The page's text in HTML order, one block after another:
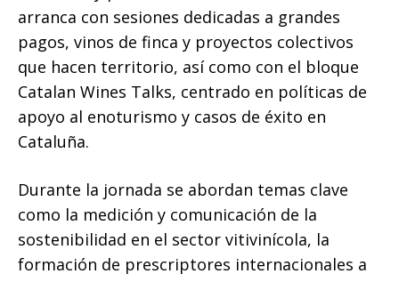
arranca con sesiones dedicadas a grandes
pagos, vinos de finca y proyectos colectivos
que hacen territorio, así como con el bloque
Catalan Wines Talks, centrado en políticas de
apoyo al enoturismo y casos de éxito en
Cataluña.
Durante la jornada se abordan temas clave
como la medición y comunicación de la
sostenibilidad en el sector vitivinícola, la
formación de prescriptores internacionales a